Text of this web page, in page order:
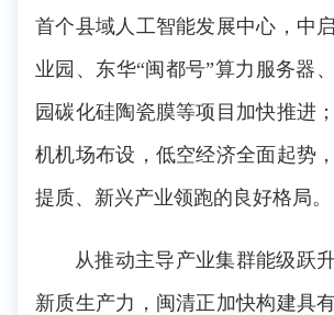
首个县域人工智能发展中心，中
业园、东华“闽都号”算力服务器
园碳化硅陶瓷膜等项目加快推进
机机场布设，低空经济全面起势
提质、新兴产业领跑的良好格局。
从推动主导产业集群能级跃
新质生产力，闽清正加快构建具